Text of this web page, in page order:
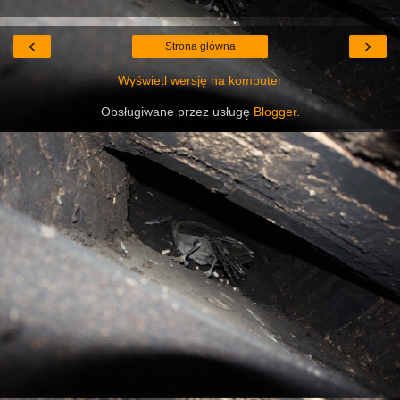
‹ ›
Strona główna
Wyświetl wersję na komputer
Obsługiwane przez usługę Blogger.